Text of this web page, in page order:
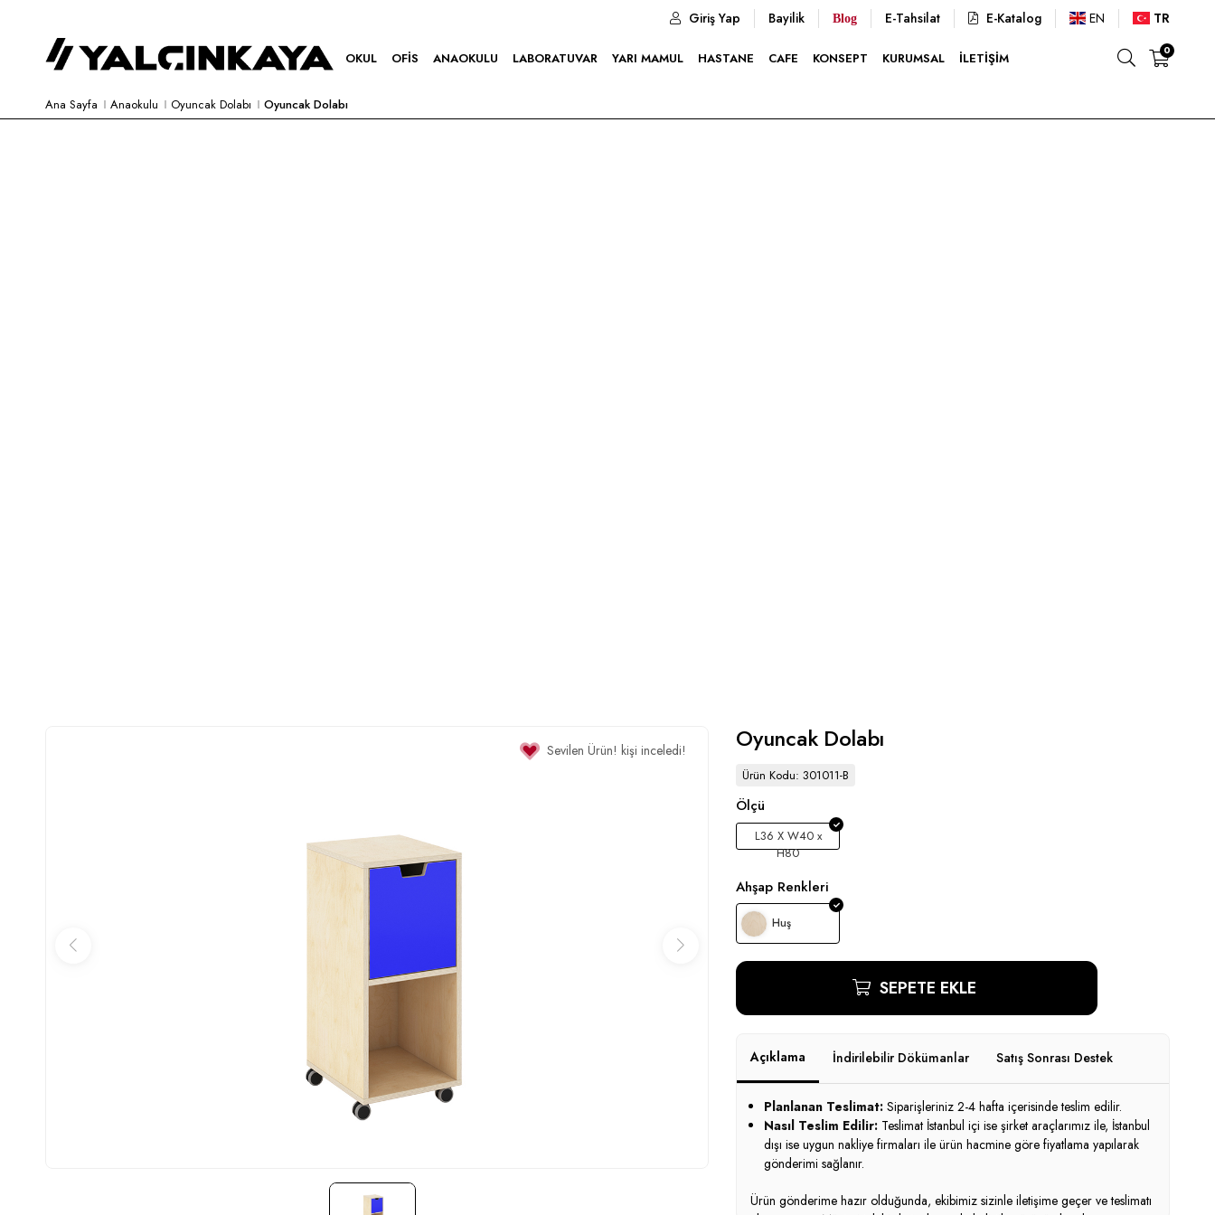
Giriş Yap Bayilik Blog E-Tahsilat E-Katalog EN TR
OKUL OFIS ANAOKULU LABORATUVAR YARI MAMUL HASTANE CAFE KONSEPT KURUMSAL İLETIŞIM 0
Ana Sayfa Anaokulu Oyuncak Dolabı Oyuncak Dolabı
Sevilen Ürün!kişi inceledi! Oyuncak Dolabı
Ürün Kodu: 301011-B
Ahşap Renkleri
Huş
Ölçü
L36 X W40 x
H80
SEPETE EKLE
Açıklama İndirilebilir Dökümanlar Satış Sonrası Destek
Planlanan Teslimat: Siparişleriniz 2-4 hafta içerisinde teslim edilir.
Nasıl Teslim Edilir: Teslimat İstanbul içi ise şirket araçlarımız ile, İstanbul
dışı ise uygun nakliye firmaları ile ürün hacmine göre fiyatlama yapılarak
gönderimi sağlanır.
Ürün gönderime hazır olduğunda, ekibimiz sizinle iletişime geçer ve teslimatı